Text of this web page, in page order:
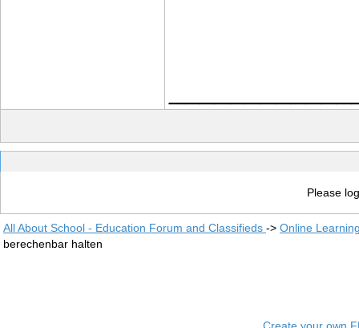
Please
All About School - Education Forum and Classifieds -> Online
berechenbar halten